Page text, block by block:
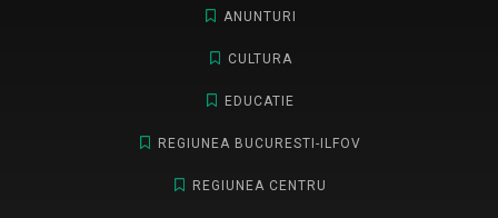
ANUNTURI
CULTURA
EDUCATIE
REGIUNEA BUCURESTI-ILFOV
REGIUNEA CENTRU